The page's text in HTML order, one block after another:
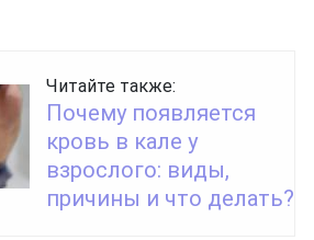
Читайте также:
Почему появляется
кровь в кале у
взрослого: виды,
причины и что делать?